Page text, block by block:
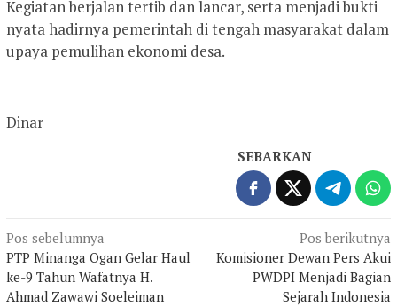
Kegiatan berjalan tertib dan lancar, serta menjadi bukti
nyata hadirnya pemerintah di tengah masyarakat dalam
upaya pemulihan ekonomi desa.
Dinar
SEBARKAN
Navigasi
pos
Pos sebelumnya
PTP Minanga Ogan Gelar Haul
ke-9 Tahun Wafatnya H.
Ahmad Zawawi Soeleiman
Pos berikutnya
Komisioner Dewan Pers Akui
PWDPI Menjadi Bagian
Sejarah Indonesia